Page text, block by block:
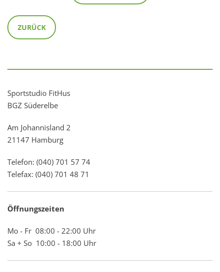
ZURÜCK
Sportstudio FitHus
BGZ Süderelbe
Am Johannisland 2
21147 Hamburg
Telefon: (040) 701 57 74
Telefax: (040) 701 48 71
Öffnungszeiten
Mo - Fr 08:00 - 22:00 Uhr
Sa + So 10:00 - 18:00 Uhr